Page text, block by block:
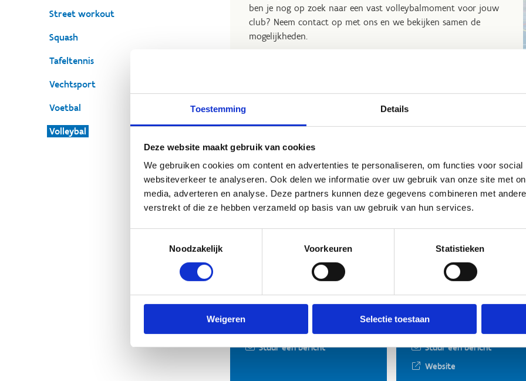
Toestemming Details
Deze website maakt gebruik van cookies
We gebruiken cookies om content en advertenties te personaliseren, om functies voor
websiteverkeer te analyseren. Ook delen we informatie over uw gebruik van onze site met
media, adverteren en analyse. Deze partners kunnen deze gegevens combineren met
verstrekt of die ze hebben verzameld op basis van uw gebruik van hun services.
Noodzakelijk
Voorkeuren Statistieken
Weigeren Selectie toestaan
Street workout
Squash
Tafeltennis
Vechtsport
Voetbal
Volleybal
ben je nog op zoek naar een vast volleybalmoment voor jouw
club? Neem contact op met ons en we bekijken samen de
mogelijkheden.
Actieve volleybalclubs
Volleyteam
Hemelsdaele
Willem Dekeyser
Volleyteam
- Dames
Katrien Slock
Smavo Volleybal -
recreatief
Stuur een bericht
Brevo -
competitie
Stuur een bericht
Website